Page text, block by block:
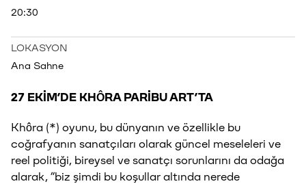
20:30
LOKASYON
Ana Sahne
27 EKİM’DE KHÔRA PARİBU ART’TA
Khôra (*) oyunu, bu dünyanın ve özellikle bu
coğrafyanın sanatçıları olarak güncel meseleleri ve
reel politiği, bireysel ve sanatçı sorunlarını da odağa
alarak, “biz şimdi bu koşullar altında nerede